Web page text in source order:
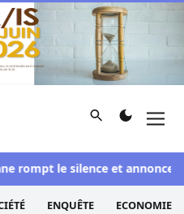
et d'investigation
Rechercher
rompt le silence et annonce
ENQUÊTE ECONOMIE